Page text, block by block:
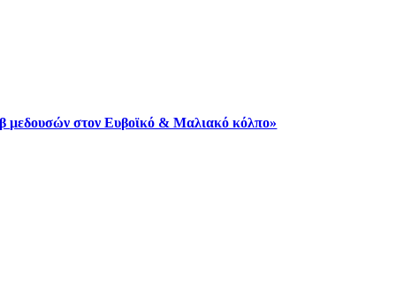
μεδουσών στον Ευβοϊκό & Μαλιακό κόλπο»